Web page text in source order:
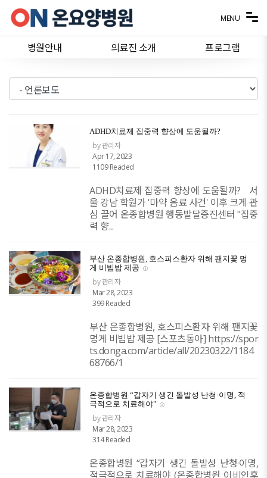
메뉴 건너뛰기
병원안내 의료진 소개 프로그램
MENU
ADHD치료제 집중력 향상에 도움될까?
by 관리자
Apr 17, 2023
1109 Readed
ADHD치료제 집중력 향상에 도움될까? ​ ​ 서
울 강남 학원가 '마약 음료 사건' 이후 크게 관
심 끌어 온종합병원 행동발달증진센터 "집중
력 향...
부산 온종합병원, 호스피스환자 위해 팬지꽃 멍
게 비빔밥 제공
by 관리자
Mar 28, 2023
399 Readed
부산 온종합병원, 호스피스환자 위해 팬지꽃
멍게 비빔밥 제공 [스포츠동아] https://spor
ts.donga.com/article/all/20230322/1184
68766/1
온종합병원 “갑자기 생긴 돌발성 난청·이명, 적
극적으로 치료해야"
by 관리자
Mar 28, 2023
314 Readed
온종합병원 “갑자기 생긴 돌발성 난청·이명,
적극적으로 치료해야 (온종합병원 이비인후